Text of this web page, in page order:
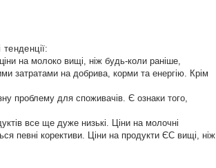
на молоко вищі, ніж будь-коли раніше,
затратами на добрива, корми та енергію. Крім
проблему для споживачів. Є ознаки того,
все ще дуже низькі. Ціни на молочні
певні корективи. Ціни на продукти ЄС вищі, ніж